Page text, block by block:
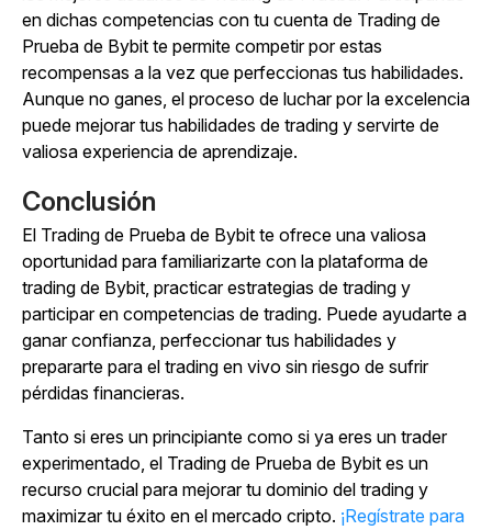
en dichas competencias con tu cuenta de Trading de
Prueba de Bybit te permite competir por estas
recompensas a la vez que perfeccionas tus habilidades.
Aunque no ganes, el proceso de luchar por la excelencia
puede mejorar tus habilidades de trading y servirte de
valiosa experiencia de aprendizaje.
Conclusión
El Trading de Prueba de Bybit te ofrece una valiosa
oportunidad para familiarizarte con la plataforma de
trading de Bybit, practicar estrategias de trading y
participar en competencias de trading. Puede ayudarte a
ganar confianza, perfeccionar tus habilidades y
prepararte para el trading en vivo sin riesgo de sufrir
pérdidas financieras.
Tanto si eres un principiante como si ya eres un trader
experimentado, el Trading de Prueba de Bybit es un
recurso crucial para mejorar tu dominio del trading y
maximizar tu éxito en el mercado cripto. ¡Regístrate para